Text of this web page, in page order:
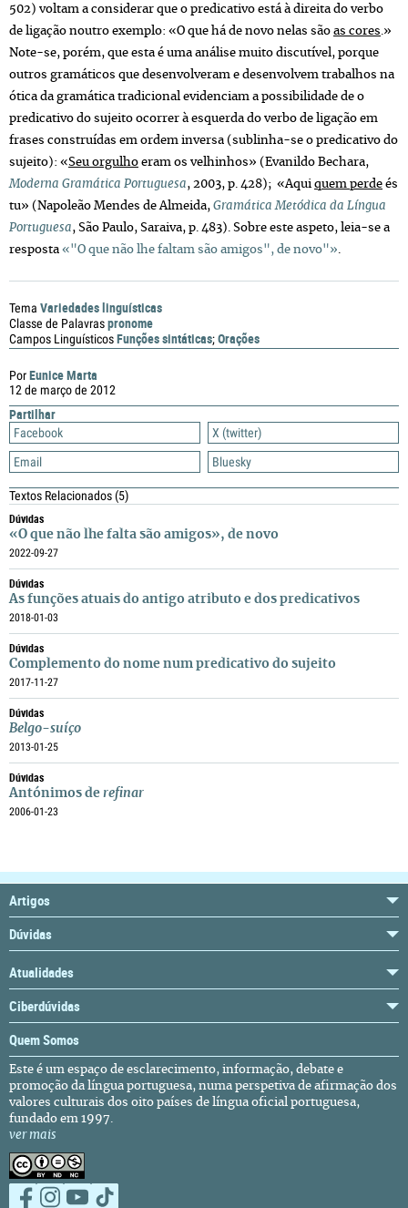
PorEunice Marta
12 de março de 2012
Partilhar
Facebook
X (twitter)
Email
Bluesky
Textos Relacionados(5)
Dúvidas
«O que não lhe falta são amigos», de novo
2022-09-27
Dúvidas
As funções atuais do antigo atributo e dos predicativos
2018-01-03
Dúvidas
Complemento do nome num predicativo do sujeito
2017-11-27
Dúvidas
Belgo-suíço
2013-01-25
Dúvidas
Antónimos de refinar
2006-01-23
502) voltam a considerar que o predicativo está à direita do verbo
de ligação noutro exemplo: «O que há de novo nelas são as cores.»
Note-se, porém, que esta é uma análise muito discutível, porque
outros gramáticos que desenvolveram e desenvolvem trabalhos na
ótica da gramática tradicional evidenciam a possibilidade de o
predicativo do sujeito ocorrer à esquerda do verbo de ligação em
frases construídas em ordem inversa (sublinha-se o predicativo do
sujeito): «Seu orgulho eram os velhinhos» (Evanildo Bechara,
Moderna Gramática Portuguesa, 2003, p. 428); «Aqui quem perde és
tu» (Napoleão Mendes de Almeida, Gramática Metódica da Língua
Portuguesa, São Paulo, Saraiva, p. 483). Sobre este aspeto, leia-se a
resposta «"O que não lhe faltam são amigos", de novo"».
Tema Variedades linguísticas
Classe de Palavraspronome
Campos LinguísticosFunções sintáticas;Orações
Artigos
Dúvidas
Atualidades
Ciberdúvidas
Quem Somos
Este é um espaço de esclarecimento, informação, debate e
promoção da língua portuguesa, numa perspetiva de afirmação dos
valores culturais dos oito países de língua oficial portuguesa,
fundado em 1997.
ver mais